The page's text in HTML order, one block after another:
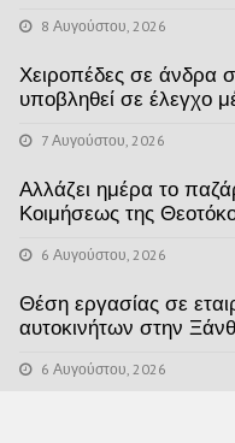
8 Αυγούστου, 2026
Χειροπέδες σε άνδρα
υποβληθεί σε έλεγχο
7 Αυγούστου, 2026
Αλλάζει ημέρα το
Κοιμήσεως της
6 Αυγούστου, 2026
Θέση εργασίας σε
αυτοκινήτων στην
6 Αυγούστου, 2026